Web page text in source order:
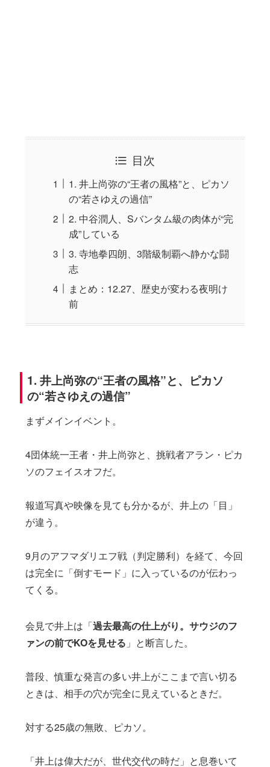
目次
1. 井上尚弥の“王者の風格”と、ピカソ
の“若さゆえの過信”
2. 中谷潤人、Sバンタム級の肉体が“完
成”している
3. 寺地拳四朗、3階級制覇へ静かな闘
志
まとめ：12.27、歴史が変わる夜明け
前
1. 井上尚弥の“王者の風格”と、ピカソ
の“若さゆえの過信”
まずメインイベント。
4団体統一王者・井上尚弥と、挑戦者アラン・ピカ
ソのフェイスオフだ。
報道写真や映像を見ても分かるが、井上の「目」
が違う。
9月のアフマダリエフ戦（判定勝利）を経て、今回
は完全に「倒すモード」に入っているのが伝わっ
てくる。
会見で井上は「過去最高の仕上がり。サウジのフ
ァンの前でKOを見せる 」と断言した。
普段、慎重な発言の多い井上がここまで言い切る
ときは、相手の穴が完全に見えているときだ。
対する25歳の無敗、ピカソ。
「井上は偉大だが、世代交代の時だ」と息巻いて